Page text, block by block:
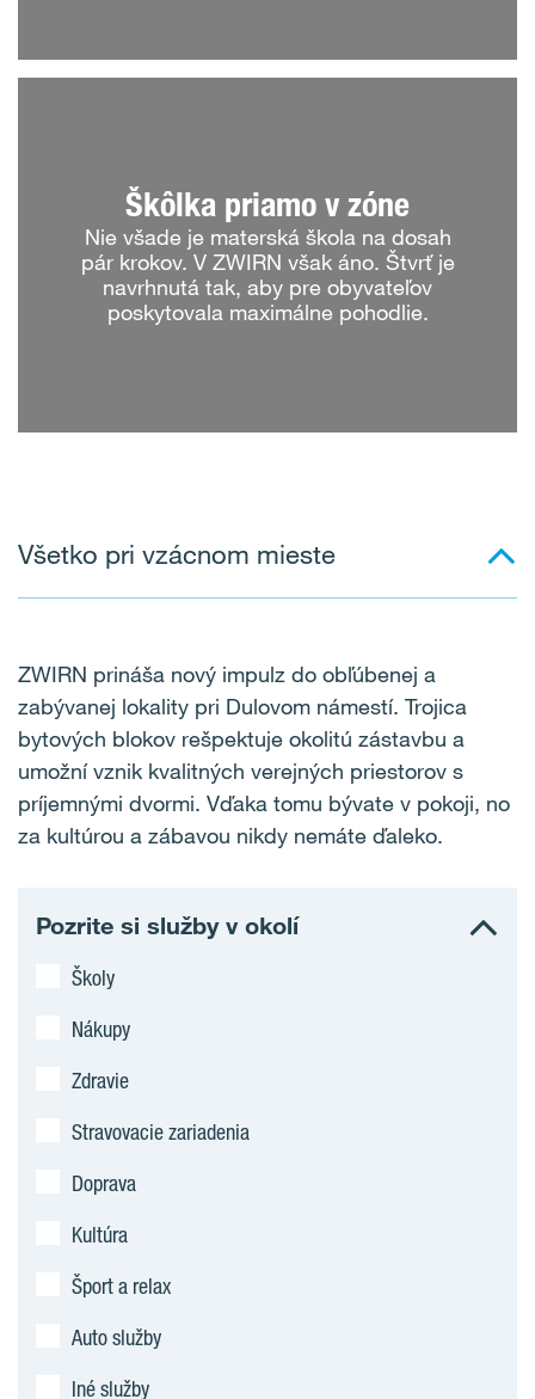
Škôlka priamo v zóne
Nie všade je materská škola na dosah
pár krokov. V ZWIRN však áno. Štvrť je
navrhnutá tak, aby pre obyvateľov
poskytovala maximálne pohodlie.
Všetko pri vzácnom mieste
ZWIRN prináša nový impulz do obľúbenej a
zabývanej lokality pri Dulovom námestí. Trojica
bytových blokov rešpektuje okolitú zástavbu a
umožní vznik kvalitných verejných priestorov s
príjemnými dvormi. Vďaka tomu bývate v pokoji, no
za kultúrou a zábavou nikdy nemáte ďaleko.
Pozrite si služby v okolí
Školy
Nákupy
Zdravie
Stravovacie zariadenia
Doprava
Kultúra
Šport a relax
Auto služby
Iné služby